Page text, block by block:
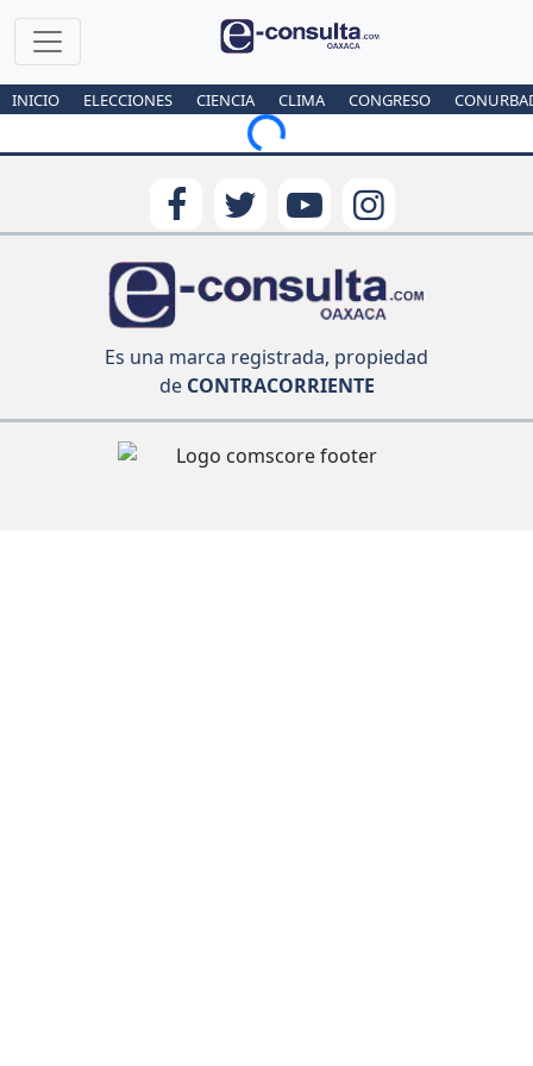
INICIO ELECCIONES CIENCIA CLIMA CONGRESO
Loading...
Es una marca registrada, propiedad
deCONTRACORRIENTE